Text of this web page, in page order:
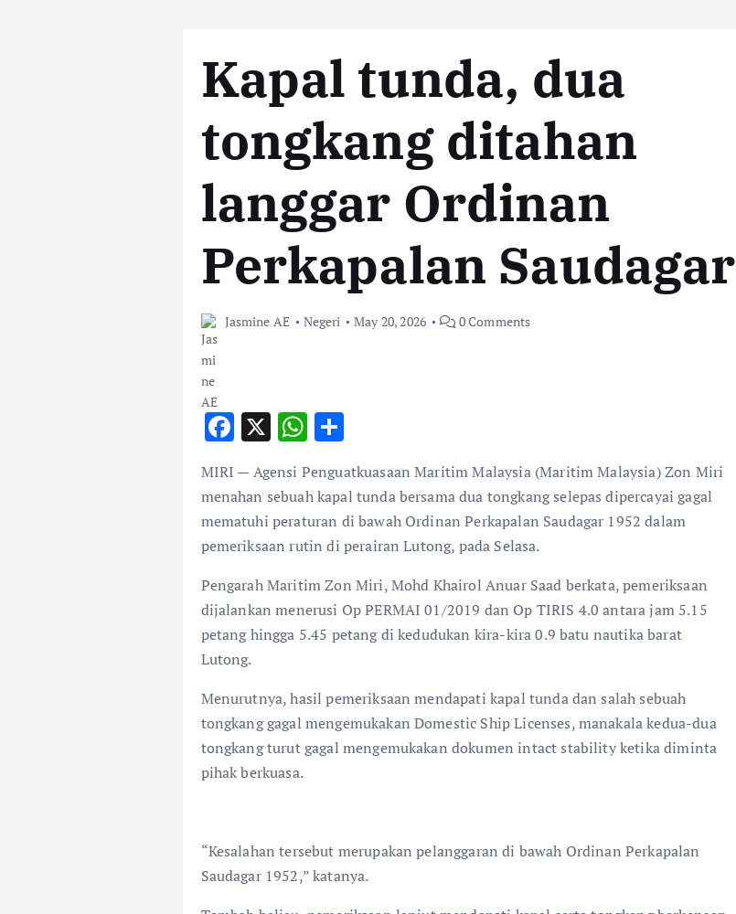
Kapal tunda, dua
tongkang ditahan
langgar Ordinan
Perkapalan Saudagar
Jasmine AE Negeri May 20, 2026 0 Comments
F
e
b
o
o
k
X W
at
s
A
p
p
S
h
ar
e
MIRI — Agensi Penguatkuasaan Maritim Malaysia (Maritim Malaysia) Zon Miri
menahan sebuah kapal tunda bersama dua tongkang selepas dipercayai gagal
mematuhi peraturan di bawah Ordinan Perkapalan Saudagar 1952 dalam
pemeriksaan rutin di perairan Lutong, pada Selasa.
Pengarah Maritim Zon Miri, Mohd Khairol Anuar Saad berkata, pemeriksaan
dijalankan menerusi Op PERMAI 01/2019 dan Op TIRIS 4.0 antara jam 5.15
petang hingga 5.45 petang di kedudukan kira-kira 0.9 batu nautika barat
Lutong.
Menurutnya, hasil pemeriksaan mendapati kapal tunda dan salah sebuah
tongkang gagal mengemukakan Domestic Ship Licenses, manakala kedua-dua
tongkang turut gagal mengemukakan dokumen intact stability ketika diminta
pihak berkuasa.
“Kesalahan tersebut merupakan pelanggaran di bawah Ordinan Perkapalan
Saudagar 1952,” katanya.